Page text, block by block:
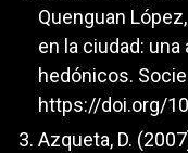
Quenguan
en la ciudad:
hedónicos.
https://doi.org/
Azqueta, D.